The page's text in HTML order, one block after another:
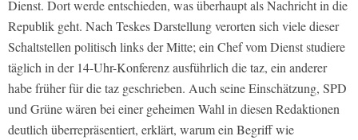
Dienst. Dort werde entschieden, was überhaupt als Nachricht in die
Republik geht. Nach Teskes Darstellung verorten sich viele dieser
Schaltstellen politisch links der Mitte; ein Chef vom Dienst studiere
täglich in der 14-Uhr-Konferenz ausführlich die taz, ein anderer
habe früher für die taz geschrieben. Auch seine Einschätzung, SPD
und Grüne wären bei einer geheimen Wahl in diesen Redaktionen
deutlich überrepräsentiert, erklärt, warum ein Begriff wie